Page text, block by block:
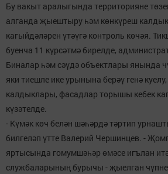
Бу вакыт аралыгында территорияне
алганда җыештыру һәм көнкүреш
кагыйдәләрен үтәүгә контроль көчәя.
буенча 11 күрсәтмә бирелде,
Биналар һәм сәүдә объектлары янында
яки тиешле ике урынына берәү генә
калдыклары, фасадлар торышы кебек
күзәтелде.
- Күмәк көч белән шәһәрдә тәртип
билгеләп үтте Валерий Чершинцев. -
яртысында гомумшәһәр өмәсе игълан
службаларының бурычы - җыелган чүпне